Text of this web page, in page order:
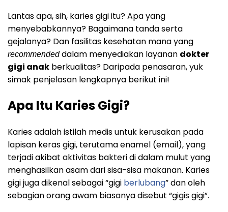
Lantas apa, sih, karies gigi itu? Apa yang
menyebabkannya? Bagaimana tanda serta
gejalanya? Dan fasilitas kesehatan mana yang
recommendeddalam menyediakan layanan dokter
gigi anak berkualitas? Daripada penasaran, yuk
simak penjelasan lengkapnya berikut ini!
Apa Itu Karies Gigi?
Karies adalah istilah medis untuk kerusakan pada
lapisan keras gigi, terutama enamel (email), yang
terjadi akibat aktivitas bakteri di dalam mulut yang
menghasilkan asam dari sisa-sisa makanan. Karies
gigi juga dikenal sebagai “gigi berlubang” dan oleh
sebagian orang awam biasanya disebut “gigis gigi”.